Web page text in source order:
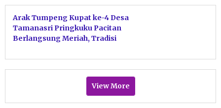
Arak Tumpeng Kupat ke-4 Desa
Tamanasri Pringkuku Pacitan
Berlangsung Meriah, Tradisi
View More